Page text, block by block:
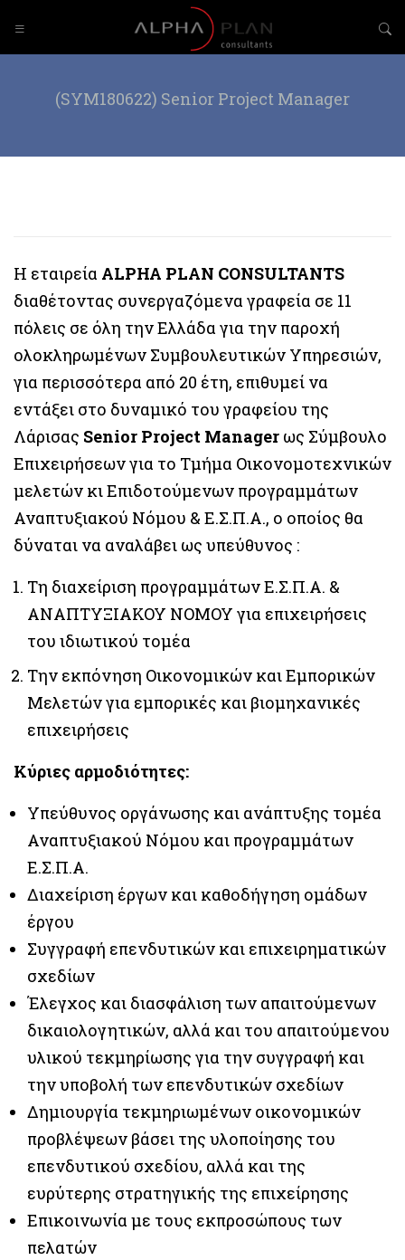
(SYM180622) Senior Project Manager
Η εταιρεία ALPHA PLAN CONSULTANTS
διαθέτοντας συνεργαζόμενα γραφεία σε 11
πόλεις σε όλη την Ελλάδα για την παροχή
ολοκληρωμένων Συμβουλευτικών Υπηρεσιών,
για περισσότερα από 20 έτη, επιθυμεί να
εντάξει στο δυναμικό του γραφείου της
Λάρισας Senior Project Manager ως Σύμβουλο
Επιχειρήσεων για το Τμήμα Οικονομοτεχνικών
μελετών κι Επιδοτούμενων προγραμμάτων
Αναπτυξιακού Νόμου & Ε.Σ.Π.Α., ο οποίος θα
δύναται να αναλάβει ως υπεύθυνος :
Τη διαχείριση προγραμμάτων Ε.Σ.Π.Α. &
ΑΝΑΠΤΥΞΙΑΚΟΥ ΝΟΜΟΥ για επιχειρήσεις
του ιδιωτικού τομέα
Την εκπόνηση Οικονομικών και Εμπορικών
Μελετών για εμπορικές και βιομηχανικές
επιχειρήσεις
Κύριες αρμοδιότητες:
Υπεύθυνος οργάνωσης και ανάπτυξης τομέα
Αναπτυξιακού Νόμου και προγραμμάτων
Ε.Σ.Π.Α.
Διαχείριση έργων και καθοδήγηση ομάδων
έργου
Συγγραφή επενδυτικών και επιχειρηματικών
σχεδίων
Έλεγχος και διασφάλιση των απαιτούμενων
δικαιολογητικών, αλλά και του απαιτούμενου
υλικού τεκμηρίωσης για την συγγραφή και
την υποβολή των επενδυτικών σχεδίων
Δημιουργία τεκμηριωμένων οικονομικών
προβλέψεων βάσει της υλοποίησης του
επενδυτικού σχεδίου, αλλά και της
ευρύτερης στρατηγικής της επιχείρησης
Επικοινωνία με τους εκπροσώπους των
πελατών